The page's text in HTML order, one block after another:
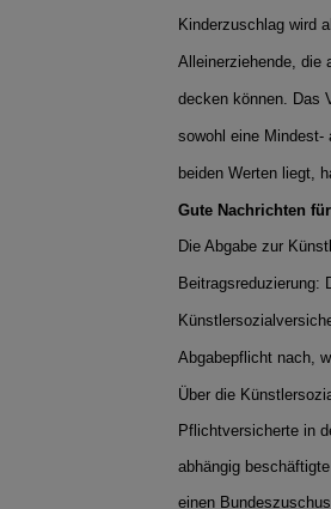
Kinderzuschlag wird
Alleinerziehende, die
decken können. Das
sowohl eine Mindest-
beiden Werten liegt,
Gute Nachrichten
Die Abgabe zur
Beitragsreduzierung:
Abgabepflicht nach,
Über die
Pflichtversicherte in
abhängig
einen